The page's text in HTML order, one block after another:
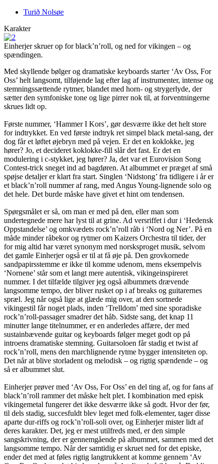
Turið Nolsøe
Karakter
Einherjer skruer op for black’n’roll, og ned for vikingen – og
spændingen.
Med skyllende bølger og dramatiske keyboards starter ‘Av Oss, For
Oss’ helt langsomt, tilføjende lag efter lag af instrumenter, intense og
stemningssættende rytmer, blandet med horn- og strygerlyde, der
sætter den symfoniske tone og lige pirrer nok til, at forventningerne
skrues lidt op.
Første nummer, ‘Hammer I Kors’, gør desværre ikke det helt store
for indtrykket. En ved første indtryk ret simpel black metal-sang, der
dog får et løftet øjebryn med på vejen. Er det en koklokke, jeg
hører? Jo, et decideret koklokke-fill slår det fast. Er det en
modulering i c-stykket, jeg hører? Ja, det var et Eurovision Song
Contest-trick sneget ind ad bagdøren. At albummet er præget af små
spøjse detaljer er klart fra start. Singlen ‘Nidstong’ fra tidligere i år er
et black’n’roll nummer af rang, med Angus Young-lignende solo og
det hele. Det burde måske have givet et hint om tendensen.
Spørgsmålet er så, om man er med på den, eller man som
undertegnede mere har lyst til at grine. Ad versriffet i dur i ‘Hedensk
Oppstandelse’ og omkvædets rock’n’roll råb i ‘Nord og Ner’. På en
måde minder råbekor og rytmer om Kaizers Orchestra til tider, der
for mig altid har været synonym med norsksproget musik, selvom
det gamle Einherjer også er til at få øje på. Den grovkornede
sandpapirsstemme er ikke til komme udenom, mens eksempelvis
‘Nornene’ står som et langt mere autentisk, vikingeinspireret
nummer. I det tilfælde tilgiver jeg også albummets drævende
langsomme tempo, der bliver rusket op i af breaks og guitarernes
spræl. Jeg når også lige at glæde mig over, at den sortnede
vikingestil får noget plads, inden ‘Trelldom’ med sine sporadiske
rock’n’roll-passager smadrer det håb. Sidste sang, det knap 11
minutter lange titelnummer, er en anderledes affære, der med
sustainbævende guitar og keyboards følger meget godt op på
introens dramatiske stemning. Guitarsoloen får stadig et twist af
rock’n’roll, mens den marchlignende rytme bygger intensiteten op.
Det når at blive storladent og melodisk – og rigtig spændende – og
så er albummet slut.
Einherjer prøver med ‘Av Oss, For Oss’ en del ting af, og for fans af
black’n’roll rammer det måske helt plet. I kombination med episk
vikingemetal fungerer det ikke desværre ikke så godt. Hvor der før,
til dels stadig, succesfuldt blev leget med folk-elementer, tager disse
aparte dur-riffs og rock’n’roll-soli over, og Einherjer mister lidt af
deres karakter. Det, jeg er mest utilfreds med, er den simple
sangskrivning, der er gennemgående på albummet, sammen med det
langsomme tempo. Når der samtidig er skruet ned for det episke,
ender det med at føles rigtig langtrukkent at komme gennem ‘Av